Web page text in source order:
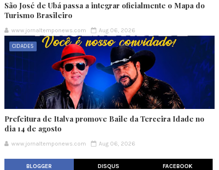
São José de Ubá passa a integrar oficialmente o Mapa do
Turismo Brasileiro
www.jornaltemponews.com Aug 06, 2026
CIDADES
Prefeitura de Italva promove Baile da Terceira Idade no
dia 14 de agosto
www.jornaltemponews.com Aug 06, 2026
BLOGGER DISQUS FACEBOOK